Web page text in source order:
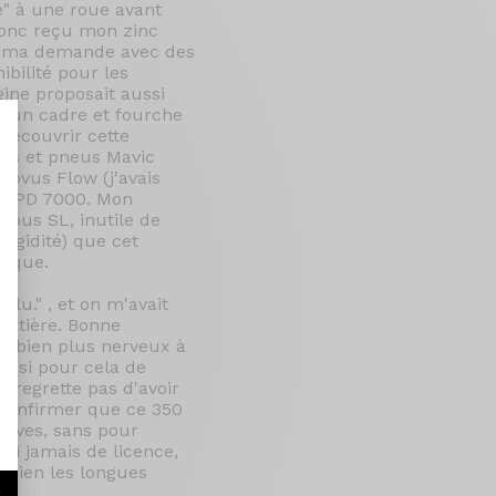
: Personnalisez vos Options
à une roue avant
reçu mon zinc
demande avec des
pour les
proposait aussi
cadre et fourche
cette
et pneus Mavic
Flow (j'avais
7000. Mon
SL, inutile de
que cet
, et on m'avait
Bonne
bien plus nerveux à
pour cela de
regrette pas d'avoir
que ce 350
sans pour
jamais de licence,
les longues